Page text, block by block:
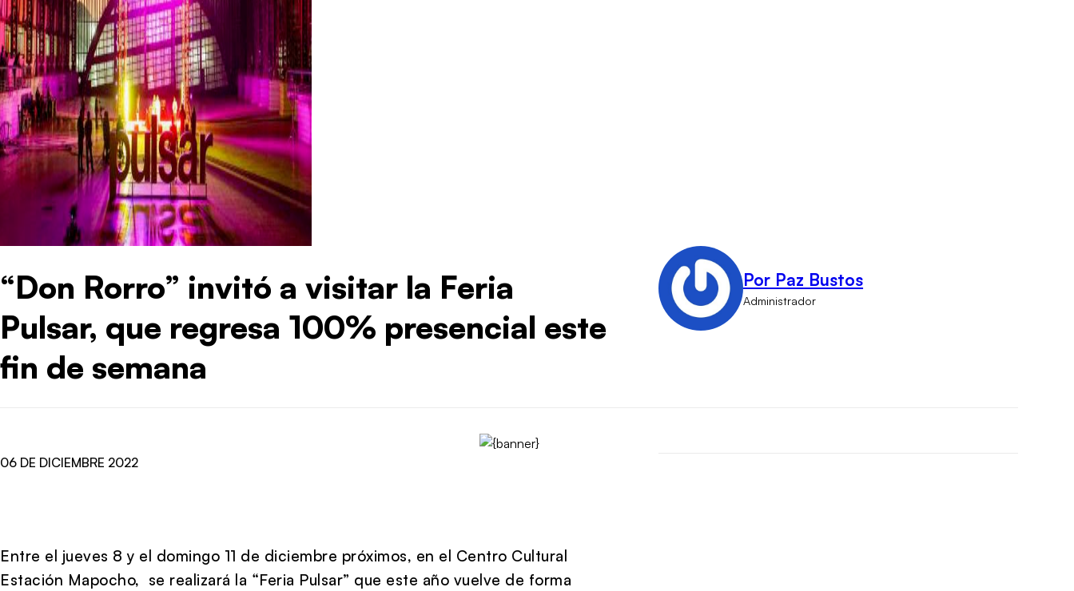
“Don Rorro” invitó a visitar la Feria
Pulsar, que regresa 100% presencial este
fin de semana
Por Paz Bustos
Administrador
06 DE DICIEMBRE 2022
Entre el jueves 8 y el domingo 11 de diciembre próximos, en el Centro Cultural
Estación Mapocho, se realizará la “Feria Pulsar” que este año vuelve de forma